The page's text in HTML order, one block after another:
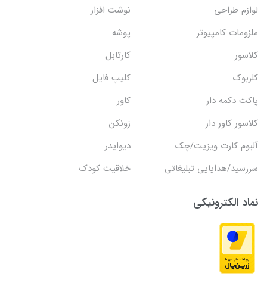
لوازم طراحی
نوشت افزار
ملزومات کامپیوتر
پوشه
کلاسور
کارتابل
کلربوک
کلیپ فایل
پاکت دکمه دار
کاور
کلاسور کاور دار
زونکن
آلبوم کارت ویزیت/چک
دیوایدر
سررسید/هدایایی تبلیغاتی
خلاقیت کودک
نماد الکترونیکی